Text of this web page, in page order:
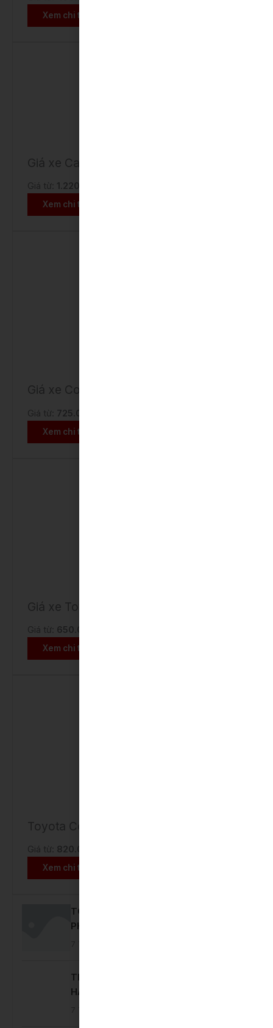
Xem chi tiết
Giá xe Camry
Giá từ: 1.220.000.000 VNĐ
Xem chi tiết
Giá xe Corolla Altis
Giá từ: 725.000.000 VNĐ
Xem chi tiết
Giá xe Toyota YARIS
Giá từ: 650.000.000 VNĐ
Xem chi tiết
Toyota Corolla Cross
Giá từ: 820.000.000 VNĐ
Xem chi tiết
TOYOTA BẮC NINH CÔNG BỐ GIẤY
PHÉP MÔI TRƯỜNG
THÁNG 8 RỰC RỠ – ƯU ĐÃI DỊCH VỤ
HẤP DẪN TẠI TOYOTA BẮC NINH